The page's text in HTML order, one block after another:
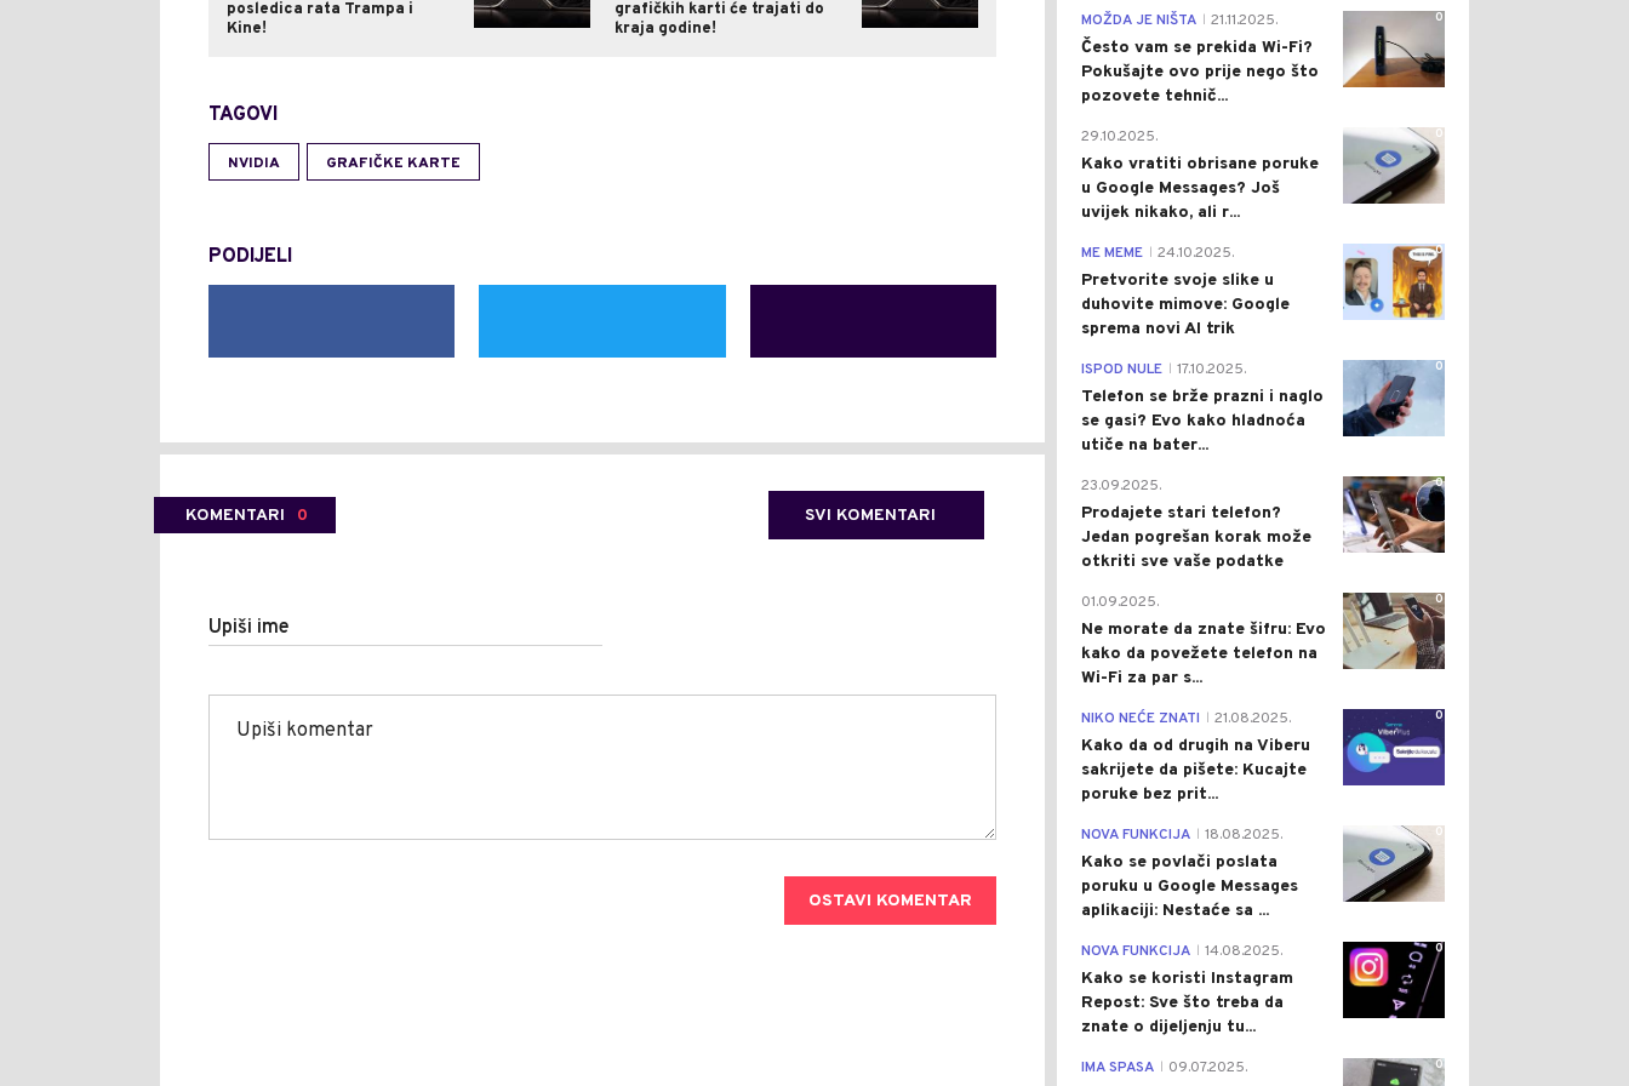
posledica rata Trampa i
Kine!
grafičkih karti će trajati do
kraja godine!
TAGOVI
NVIDIA GRAFIČKE KARTE
PODIJELI
KOMENTARI 0 SVI KOMENTARI
Upiši ime
OSTAVI KOMENTAR
0
MOŽDA JE NIŠTA 21.11.2025.
Često vam se prekida Wi-Fi?
Pokušajte ovo prije nego što
pozovete tehnič...
0
29.10.2025.
Kako vratiti obrisane poruke
u Google Messages? Još
uvijek nikako, ali r...
0
ME MEME 24.10.2025.
Pretvorite svoje slike u
duhovite mimove: Google
sprema novi AI trik
0
ISPOD NULE 17.10.2025.
Telefon se brže prazni i naglo
se gasi? Evo kako hladnoća
utiče na bater...
0
23.09.2025.
Prodajete stari telefon?
Jedan pogrešan korak može
otkriti sve vaše podatke
0
01.09.2025.
Ne morate da znate šifru: Evo
kako da povežete telefon na
Wi-Fi za par s...
0
NIKO NEĆE ZNATI 21.08.2025.
Kako da od drugih na Viberu
sakrijete da pišete: Kucajte
poruke bez prit...
0
NOVA FUNKCIJA 18.08.2025.
Kako se povlači poslata
poruku u Google Messages
aplikaciji: Nestaće sa ...
0
NOVA FUNKCIJA 14.08.2025.
Kako se koristi Instagram
Repost: Sve što treba da
znate o dijeljenju tu...
0
IMA SPASA 09.07.2025.